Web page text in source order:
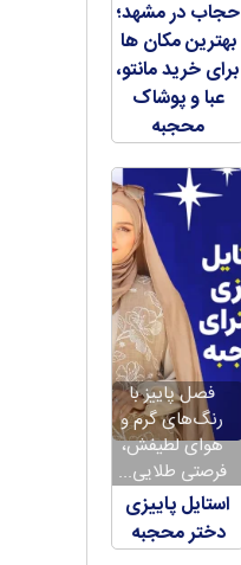
حجاب در مشهد؛
بهترین مکان ها
برای خرید مانتو،
عبا و پوشاک
محجبه
فصل پاییز با
رنگ‌های گرم و
هوای لطیفش،
فرصتی طلایی...
استایل پاییزی
دختر محجبه